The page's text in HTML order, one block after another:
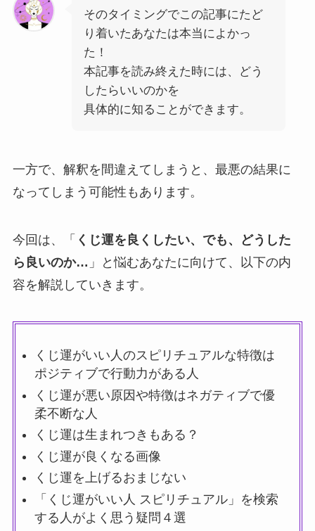
そのタイミングでこの記事にたど
り着いたあなたは本当によかっ
た！
本記事を読み終えた時には、どう
したらいいのかを
具体的に知ることができます。
一方で、解釈を間違えてしまうと、最悪の結果に
なってしまう可能性もあります。
今回は、「 くじ運を良くしたい、でも、どうした
ら良いのか… 」と悩むあなたに向けて、以下の内
容を解説していきます。
くじ運がいい人のスピリチュアルな特徴は
ポジティブで行動力がある人
くじ運が悪い原因や特徴はネガティブで優
柔不断な人
くじ運は生まれつきもある？
くじ運が良くなる画像
くじ運を上げるおまじない
「くじ運がいい人 スピリチュアル」を検索
する人がよく思う疑問４選